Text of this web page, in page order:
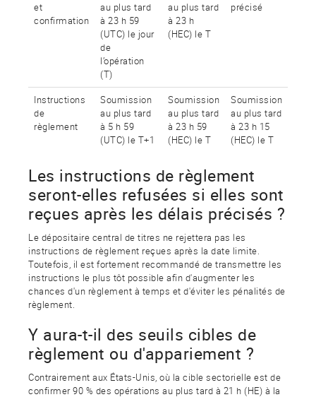
et
confirmation
au plus tard
à 23 h 59
(UTC) le jour
de
l’opération
(T)
au plus tard
à 23 h
(HEC) le T
précisé
Instructions
de
règlement
Soumission
au plus tard
à 5 h 59
(UTC) le T+1
Soumission
au plus tard
à 23 h 59
(HEC) le T
Soumission
au plus tard
à 23 h 15
(HEC) le T
Les instructions de règlement
seront-elles refusées si elles sont
reçues après les délais précisés ?
Le dépositaire central de titres ne rejettera pas les
instructions de règlement reçues après la date limite.
Toutefois, il est fortement recommandé de transmettre les
instructions le plus tôt possible afin d'augmenter les
chances d'un règlement à temps et d'éviter les pénalités de
règlement.
Y aura-t-il des seuils cibles de
règlement ou d'appariement ?
Contrairement aux États-Unis, où la cible sectorielle est de
confirmer 90 % des opérations au plus tard à 21 h (HE) à la